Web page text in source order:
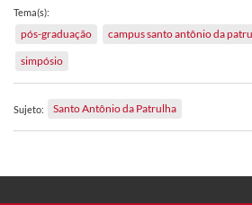
Tema(s):
pós-graduação campus santo antônio da
simpósio
Sujeto: Santo Antônio da Patrulha